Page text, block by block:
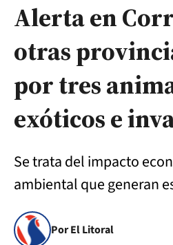
Alerta en
otras
por tres
exóticos e
Se trata del impacto
ambiental que generan
Por El Litoral